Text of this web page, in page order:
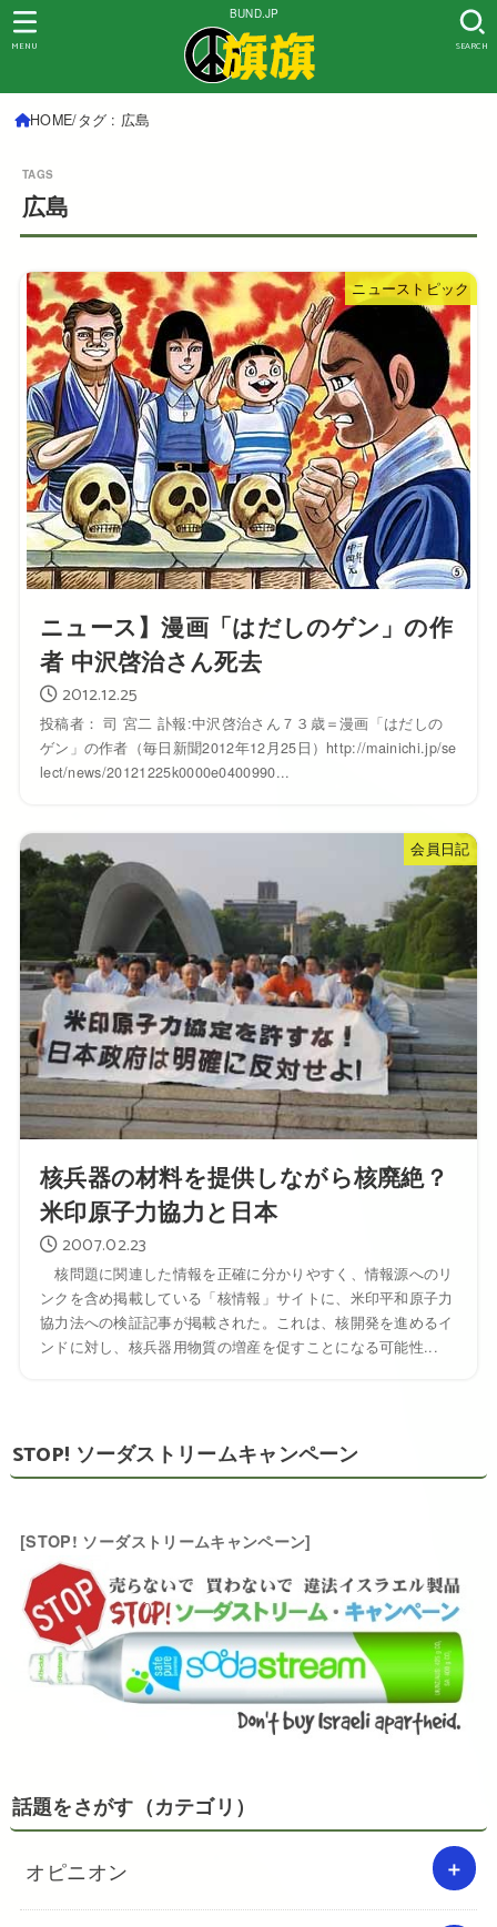
BUND.JP
SEARCH
MENU
HOME タグ : 広島
広島
ニューストピック
ニュース】漫画「はだしのゲン」の作
者 中沢啓治さん死去
2012.12.25
投稿者： 司 宮二 訃報:中沢啓治さん７３歳＝漫画「はだしの
ゲン」の作者（毎日新聞2012年12月25日）http://mainichi.jp/se
lect/news/20121225k0000e0400990...
会員日記
核兵器の材料を提供しながら核廃絶？
米印原子力協力と日本
2007.02.23
核問題に関連した情報を正確に分かりやすく、情報源へのリ
ンクを含め掲載している「核情報」サイトに、米印平和原子力
協力法への検証記事が掲載された。これは、核開発を進めるイ
ンドに対し、核兵器用物質の増産を促すことになる可能性...
STOP! ソーダストリームキャンペーン
[STOP! ソーダストリームキャンペーン]
話題をさがす（カテゴリ）
オピニオン